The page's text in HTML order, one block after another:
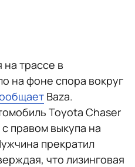
трассе в
на фоне спора вокруг
Baza.
Toyota Chaser
правом выкупа на
прекратил
что лизинговая